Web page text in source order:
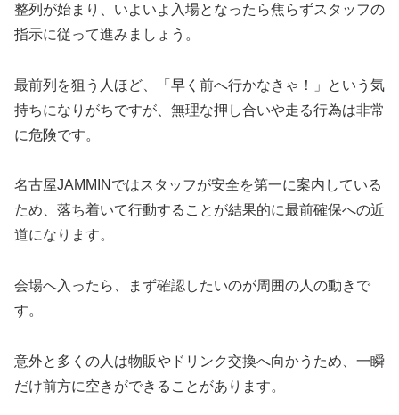
整列が始まり、いよいよ入場となったら焦らずスタッフの
指示に従って進みましょう。
最前列を狙う人ほど、「早く前へ行かなきゃ！」という気
持ちになりがちですが、無理な押し合いや走る行為は非常
に危険です。
名古屋JAMMINではスタッフが安全を第一に案内している
ため、落ち着いて行動することが結果的に最前確保への近
道になります。
会場へ入ったら、まず確認したいのが周囲の人の動きで
す。
意外と多くの人は物販やドリンク交換へ向かうため、一瞬
だけ前方に空きができることがあります。